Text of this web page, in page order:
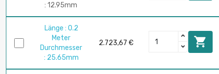
: 12.95mm
Länge : 0.2
Meter
Durchmesser
: 25.65mm
2.723,67 € 